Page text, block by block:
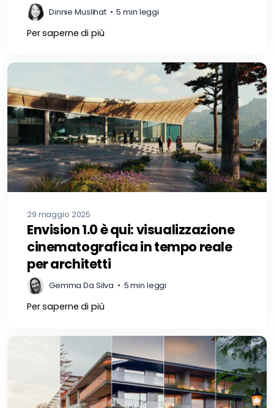
Dinnie Muslihat • 5 min leggi
Per saperne di più
29 maggio 2025
Envision 1.0 è qui: visualizzazione
cinematografica in tempo reale
per architetti
Gemma Da Silva • 5 min leggi
Per saperne di più